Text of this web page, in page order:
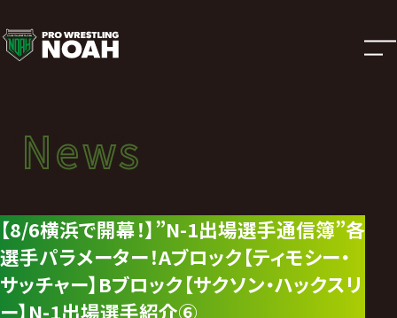
ニ
ュ
ー
ス
|
プ
News
ニュース
News
【8/6横浜で開幕！】”N-1出場選手通信簿”各
選手パラメーター！Aブロック【ティモシー・
サッチャー】Bブロック【サクソン・ハックスリ
ー】N-1出場選手紹介⑥